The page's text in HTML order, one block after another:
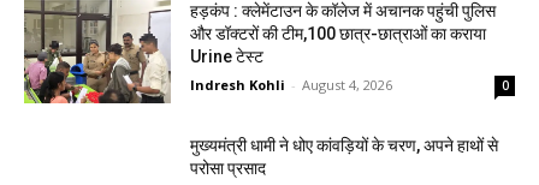
हड़कंप : क्लेमेंटाउन के कॉलेज में अचानक पहुंची पुलिस
और डॉक्टरों की टीम,100 छात्र-छात्राओं का कराया
Urine टेस्ट
Indresh Kohli - August 4, 2026 0
मुख्यमंत्री धामी ने धोए कांवड़ियों के चरण, अपने हाथों से
परोसा प्रसाद